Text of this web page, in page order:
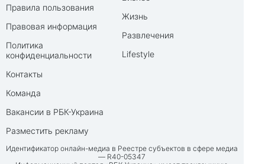
Правила пользования
Правовая информация
Политика
конфиденциальности
Контакты
Команда
Вакансии в РБК-Украина
Разместить рекламу
Жизнь
Развлечения
Lifestyle
Идентификатор онлайн-медиа в Реестре субъектов в сфере медиа
— R40-05347